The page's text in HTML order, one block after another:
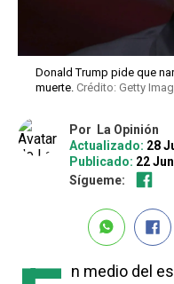
Donald Trump pide que
muerte. Crédito: Getty
Por
La Opinión
Actualizado: 28
Publicado: 22
Sígueme:
n medio del